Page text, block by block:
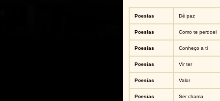
Poesias Dê paz
Poesias Como te perdoei
Poesias Conheço a ti
Poesias Vir ter
Poesias Valor
Poesias Ser chama